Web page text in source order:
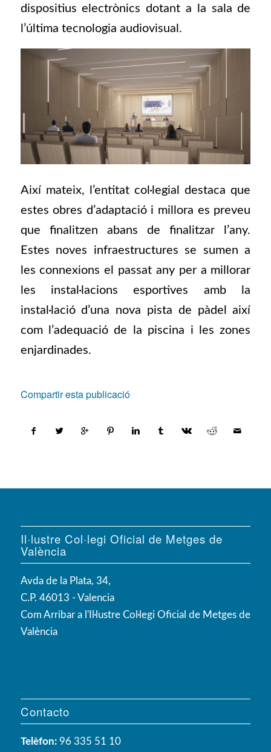
dispositius electrònics dotant a la sala de
l’última tecnologia audiovisual.
Així mateix, l’entitat col·legial destaca que
estes obres d’adaptació i millora es preveu
que finalitzen abans de finalitzar l’any.
Estes noves infraestructures se sumen a
les connexions el passat any per a millorar
les instal·lacions esportives amb la
instal·lació d’una nova pista de pàdel així
com l’adequació de la piscina i les zones
enjardinades.
Compartir esta publicació
Il·lustre Col·legi Oficial de Metges de
València
Avda de la Plata, 34,
C.P. 46013 - Valencia
Com Arribar a l'Il·lustre Col·legi Oficial de Metges de
València
Contacto
Telèfon: 96 335 51 10